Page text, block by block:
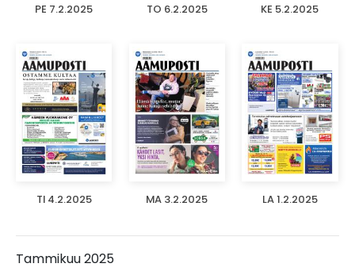
PE 7.2.2025 TO 6.2.2025 KE 5.2.2025
TI 4.2.2025 MA 3.2.2025 LA 1.2.2025
Tammikuu 2025